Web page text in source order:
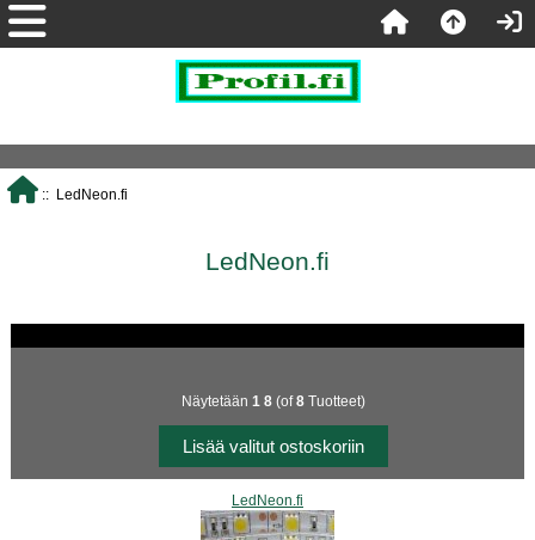
:: LedNeon.fi
LedNeon.fi
Näytetään 1 8 (of8 Tuotteet)
LedNeon.fi